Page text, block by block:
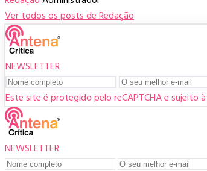
Ver todos os posts de Redação
NEWSLETTER
Este site é protegido pelo reCAPTCHA e sujeito à
NEWSLETTER